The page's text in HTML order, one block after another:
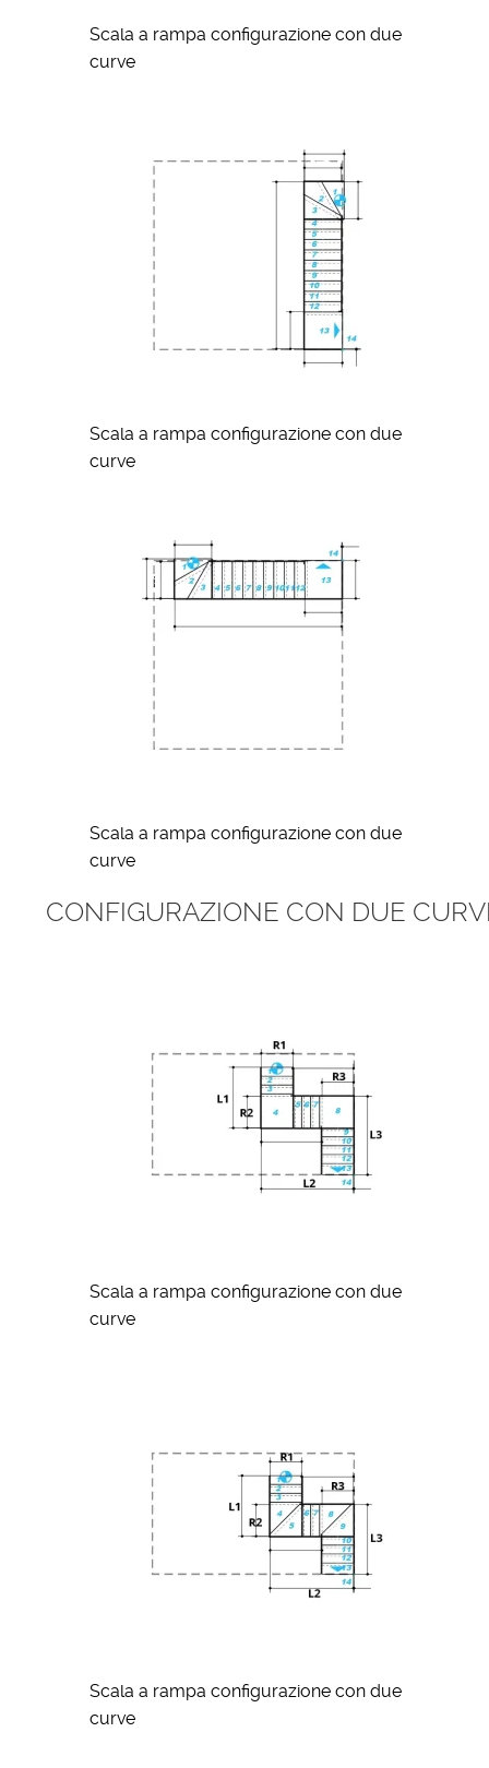
Scala a rampa configurazione con due
curve
Scala a rampa configurazione con due
curve
Scala a rampa configurazione con due
curve
CONFIGURAZIONE CON DUE
Scala a rampa configurazione con due
curve
Scala a rampa configurazione con due
curve